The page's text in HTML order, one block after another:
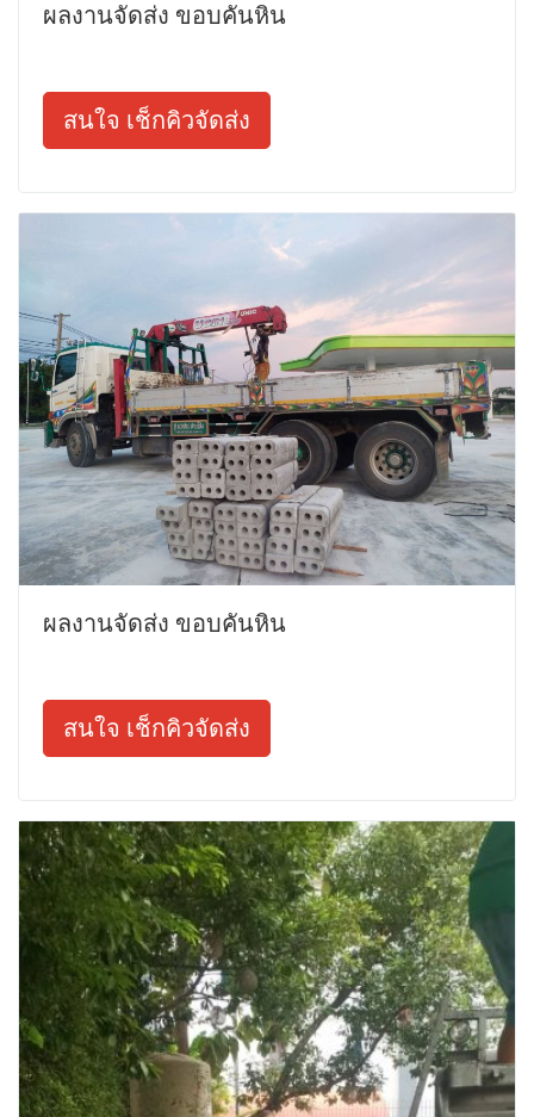
ผลงานจัดส่ง ขอบคันหิน
สนใจ เช็กคิวจัดส่ง
ผลงานจัดส่ง ขอบคันหิน
สนใจ เช็กคิวจัดส่ง